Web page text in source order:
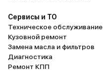
Сервисы и ТО
Техническое обслуживание
Кузовной ремонт
Замена масла и фильтров
Диагностика
Ремонт КПП